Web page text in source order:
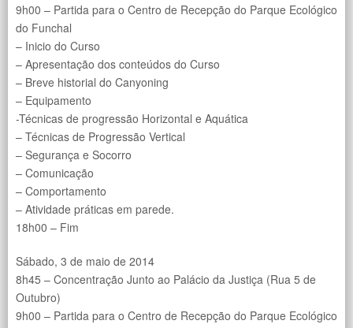
9h00 – Partida para o Centro de Recepção do Parque Ecológico
do Funchal
– Inicio do Curso
– Apresentação dos conteúdos do Curso
– Breve historial do Canyoning
– Equipamento
-Técnicas de progressão Horizontal e Aquática
– Técnicas de Progressão Vertical
– Segurança e Socorro
– Comunicação
– Comportamento
– Atividade práticas em parede.
18h00 – Fim
Sábado, 3 de maio de 2014
8h45 – Concentração Junto ao Palácio da Justiça (Rua 5 de
Outubro)
9h00 – Partida para o Centro de Recepção do Parque Ecológico